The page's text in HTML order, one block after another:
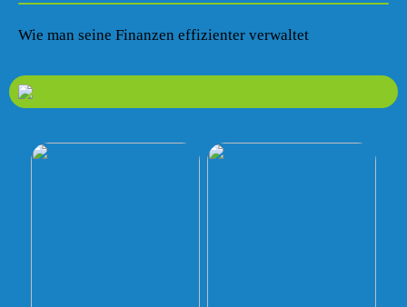
Wie man seine Finanzen effizienter verwaltet